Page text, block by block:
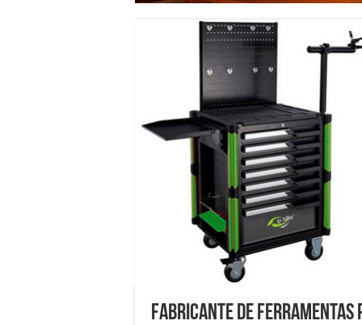
Fabricante de ferramentas